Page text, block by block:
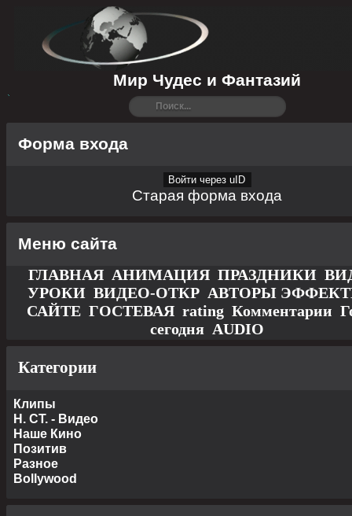
Мир Чудес и Фантазий
Форма входа
Войти через uID
Старая форма входа
Меню сайта
ГЛАВНАЯ АНИМАЦИЯ ПРАЗДНИКИ
УРОКИ ВИДЕО-ОТКР АВТОРЫ
САЙТЕ ГОСТЕВАЯ rating Комментарии
сегодня AUDIO
Категории
Клипы
Н. СТ. - Видео
Наше Кино
Позитив
Разное
Bollywood